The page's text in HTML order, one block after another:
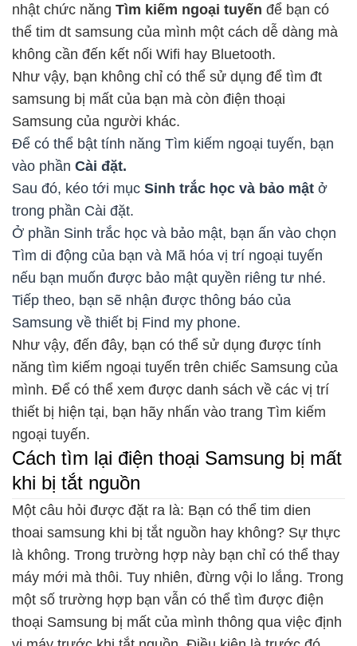
nhật chức năng Tìm kiếm ngoại tuyến để bạn có
thể tim dt samsung của mình một cách dễ dàng mà
không cần đến kết nối Wifi hay Bluetooth.
Như vậy, bạn không chỉ có thể sử dụng để tìm đt
samsung bị mất của bạn mà còn điện thoại
Samsung của người khác.
Để có thể bật tính năng Tìm kiếm ngoại tuyến, bạn
vào phần Cài đặt.
Sau đó, kéo tới mục Sinh trắc học và bảo mật ở
trong phần Cài đặt.
Ở phần Sinh trắc học và bảo mật, bạn ấn vào chọn
Tìm di động của bạn và Mã hóa vị trí ngoại tuyến
nếu bạn muốn được bảo mật quyền riêng tư nhé.
Tiếp theo, bạn sẽ nhận được thông báo của
Samsung về thiết bị Find my phone.
Như vậy, đến đây, bạn có thể sử dụng được tính
năng tìm kiếm ngoại tuyến trên chiếc Samsung của
mình. Để có thể xem được danh sách về các vị trí
thiết bị hiện tại, bạn hãy nhấn vào trang Tìm kiếm
ngoại tuyến.
Cách tìm lại điện thoại Samsung bị mất
khi bị tắt nguồn
Một câu hỏi được đặt ra là: Bạn có thể tim dien
thoai samsung khi bị tắt nguồn hay không? Sự thực
là không. Trong trường hợp này bạn chỉ có thể thay
máy mới mà thôi. Tuy nhiên, đừng vội lo lắng. Trong
một số trường hợp bạn vẫn có thể tìm được điện
thoại Samsung bị mất của mình thông qua việc định